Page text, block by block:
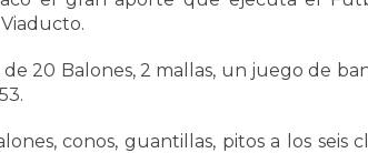
20 Balones, 2 mallas, un juego de
conos, guantillas, pitos a los seis